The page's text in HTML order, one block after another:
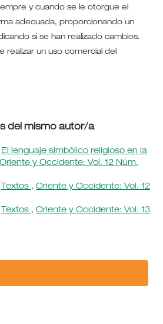
y cuando se le otorgue el
adecuada, proporcionando un
si se han realizado cambios.
realizar un uso comercial del
del mismo autor/a
El lenguaje simbólico religioso en la
Oriente y Occidente: Vol. 12 Núm.
Textos , Oriente y Occidente: Vol. 12
Textos , Oriente y Occidente: Vol. 13